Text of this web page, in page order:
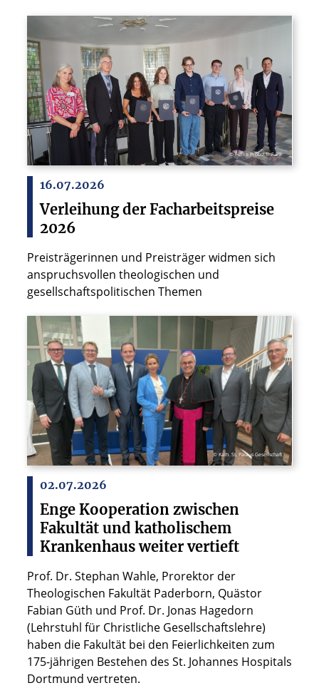
© Heike Probst ThF-PB
16.07.2026
Verleihung der Facharbeitspreise
2026
Preisträgerinnen und Preisträger widmen sich
anspruchsvollen theologischen und
gesellschaftspolitischen Themen
© Kath. St. Paulus Gesellschaft
02.07.2026
Enge Kooperation zwischen
Fakultät und katholischem
Krankenhaus weiter vertieft
Prof. Dr. Stephan Wahle, Prorektor der
Theologischen Fakultät Paderborn, Quästor
Fabian Güth und Prof. Dr. Jonas Hagedorn
(Lehrstuhl für Christliche Gesellschaftslehre)
haben die Fakultät bei den Feierlichkeiten zum
175-jährigen Bestehen des St. Johannes Hospitals
Dortmund vertreten.